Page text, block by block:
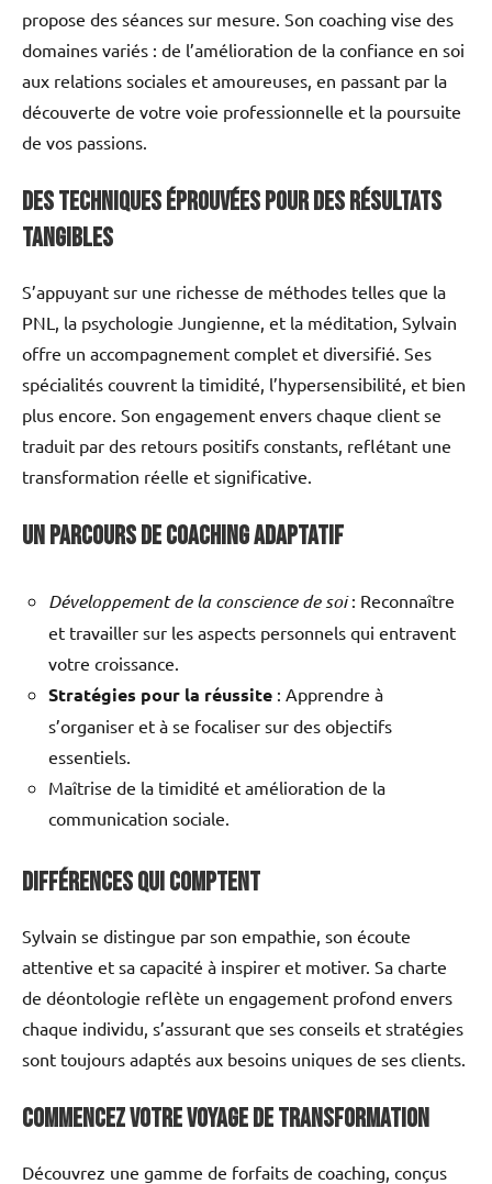
propose des séances sur mesure. Son coaching vise des
domaines variés : de l’amélioration de la confiance en soi
aux relations sociales et amoureuses, en passant par la
découverte de votre voie professionnelle et la poursuite
de vos passions.
Des techniques éprouvées pour des résultats
tangibles
S’appuyant sur une richesse de méthodes telles que la
PNL, la psychologie Jungienne, et la méditation, Sylvain
offre un accompagnement complet et diversifié. Ses
spécialités couvrent la timidité, l’hypersensibilité, et bien
plus encore. Son engagement envers chaque client se
traduit par des retours positifs constants, reflétant une
transformation réelle et significative.
Un parcours de coaching adaptatif
Développement de la conscience de soi: Reconnaître
et travailler sur les aspects personnels qui entravent
votre croissance.
Stratégies pour la réussite : Apprendre à
s’organiser et à se focaliser sur des objectifs
essentiels.
Maîtrise de la timidité et amélioration de la
communication sociale.
Différences qui Comptent
Sylvain se distingue par son empathie, son écoute
attentive et sa capacité à inspirer et motiver. Sa charte
de déontologie reflète un engagement profond envers
chaque individu, s’assurant que ses conseils et stratégies
sont toujours adaptés aux besoins uniques de ses clients.
Commencez votre voyage de transformation
Découvrez une gamme de forfaits de coaching, conçus